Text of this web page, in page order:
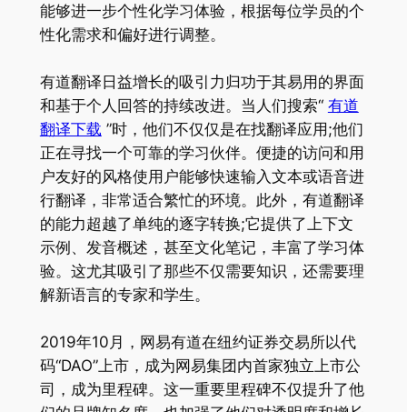
能够进一步个性化学习体验，根据每位学员的个
性化需求和偏好进行调整。
有道翻译日益增长的吸引力归功于其易用的界面
和基于个人回答的持续改进。当人们搜索“ 有道
翻译下载 ”时，他们不仅仅是在找翻译应用;他们
正在寻找一个可靠的学习伙伴。便捷的访问和用
户友好的风格使用户能够快速输入文本或语音进
行翻译，非常适合繁忙的环境。此外，有道翻译
的能力超越了单纯的逐字转换;它提供了上下文
示例、发音概述，甚至文化笔记，丰富了学习体
验。这尤其吸引了那些不仅需要知识，还需要理
解新语言的专家和学生。
2019年10月，网易有道在纽约证券交易所以代
码“DAO”上市，成为网易集团内首家独立上市公
司，成为里程碑。这一重要里程碑不仅提升了他